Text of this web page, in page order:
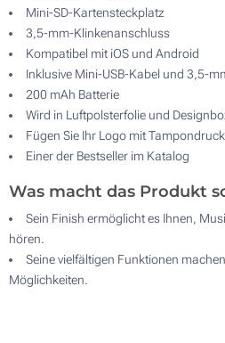
Mini-SD-Kartensteckplatz
3,5-mm-Klinkenanschluss
Kompatibel mit iOS und Android
Inklusive Mini-USB-Kabel und 3,5-
200 mAh Batterie
Wird in Luftpolsterfolie und
Fügen Sie Ihr Logo mit
Einer der Bestseller im Katalog
Was macht das Produkt
Sein Finish ermöglicht es Ihnen,
hören.
Seine vielfältigen Funktionen
Möglichkeiten.